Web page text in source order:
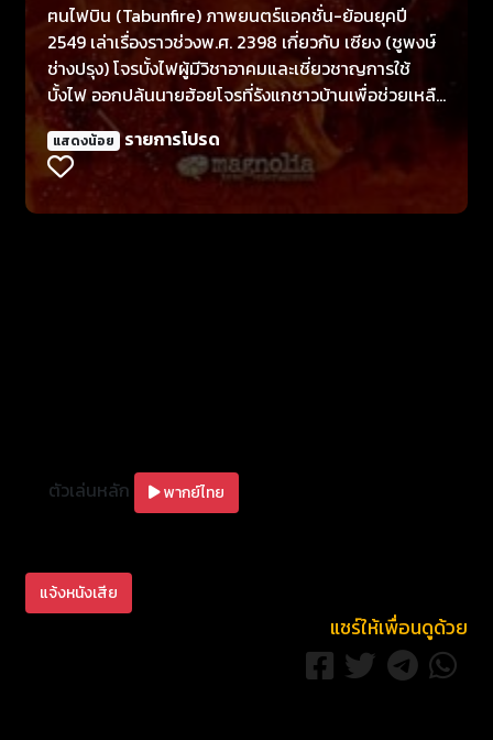
ฅนไฟบิน (Tabunfire) ภาพยนตร์แอคชั่น-ย้อนยุคปี
2549 เล่าเรื่องราวช่วงพ.ศ. 2398 เกี่ยวกับ เซียง (ชูพงษ์
ช่างปรุง) โจรบั้งไฟผู้มีวิชาอาคมและเชี่ยวชาญการใช้
บั้งไฟ ออกปล้นนายฮ้อยโจรที่รังแกชาวบ้านเพื่อช่วยเหลือ
ผู้ยากไร้และตามล่าชายที่มีรอยสักที่ฆ่าพ่อแม่ โดยเข้าใจ
ผิดว่าคือ นายฮ้อยสิงห์ (สามารถ พยัคฆ์อรุณ)
แสดงน้อย รายการโปรด
ตัวเล่นหลัก พากย์ไทย
แจ้งหนังเสีย
แชร์ให้เพื่อนดูด้วย